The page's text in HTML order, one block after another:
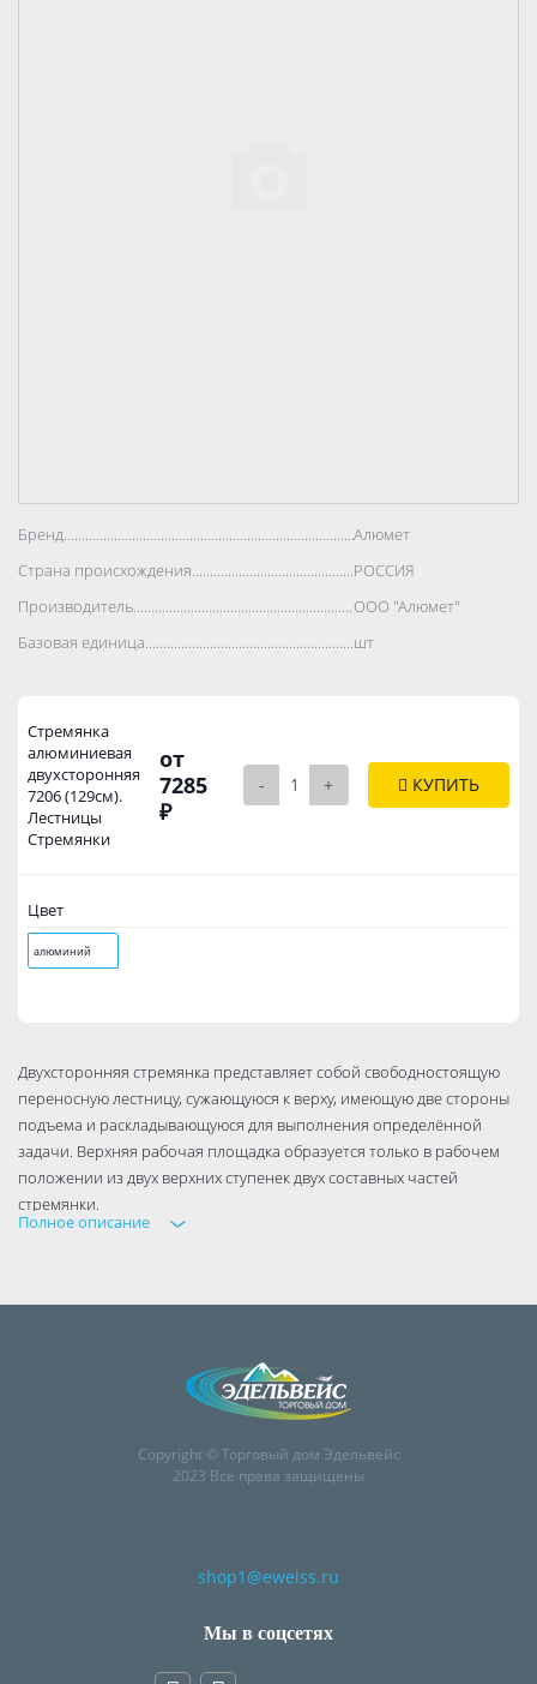
Бренд..................................................................................Алюмет
Страна происхождения..................................................................................
РОССИЯ
Производитель..................................................................................
ООО "Алюмет"
Базовая единица..................................................................................
шт
Стремянка
алюминиевая
двухсторонняя
7206 (129см).
Лестницы
Стремянки
от
7285
₽
- + КУПИТЬ
Цвет
алюминий
Двухсторонняя стремянка представляет собой свободностоящую
переносную лестницу, сужающуюся к верху, имеющую две стороны
подъема и раскладывающуюся для выполнения определённой
задачи. Верхняя рабочая площадка образуется только в рабочем
положении из двух верхних ступенек двух составных частей
стремянки.
Ступени имеют противоскользящую рифленую поверхность.
Стремянка складывается и в транспортном положении занимает не
Полное описание
Copyright © Торговый дом Эдельвейс
2023 Все права защищены
shop1@eweiss.ru
Мы в соцсетях